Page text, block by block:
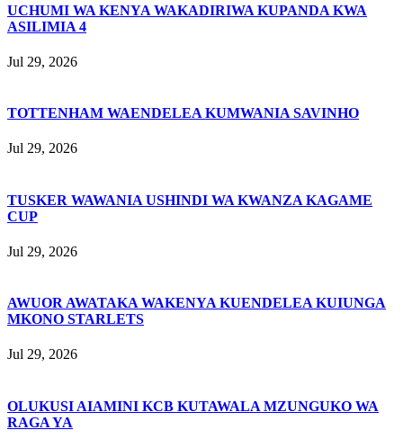
UCHUMI WA KENYA WAKADIRIWA KUPANDA KWA
ASILIMIA 4
Jul 29, 2026
TOTTENHAM WAENDELEA KUMWANIA SAVINHO
Jul 29, 2026
TUSKER WAWANIA USHINDI WA KWANZA KAGAME
CUP
Jul 29, 2026
AWUOR AWATAKA WAKENYA KUENDELEA KUIUNGA
MKONO STARLETS
Jul 29, 2026
OLUKUSI AIAMINI KCB KUTAWALA MZUNGUKO WA
RAGA YA